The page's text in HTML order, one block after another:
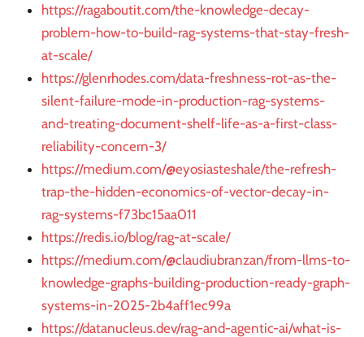
https://ragaboutit.com/the-knowledge-decay-
problem-how-to-build-rag-systems-that-stay-fresh-
at-scale/
https://glenrhodes.com/data-freshness-rot-as-the-
silent-failure-mode-in-production-rag-systems-
and-treating-document-shelf-life-as-a-first-class-
reliability-concern-3/
https://medium.com/@eyosiasteshale/the-refresh-
trap-the-hidden-economics-of-vector-decay-in-
rag-systems-f73bc15aa011
https://redis.io/blog/rag-at-scale/
https://medium.com/@claudiubranzan/from-llms-to-
knowledge-graphs-building-production-ready-graph-
systems-in-2025-2b4aff1ec99a
https://datanucleus.dev/rag-and-agentic-ai/what-is-